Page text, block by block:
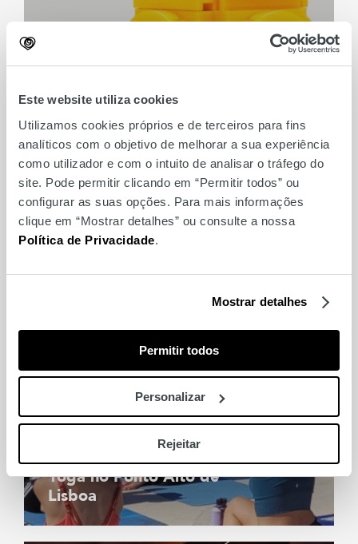
Este website utiliza cookies
Utilizamos cookies próprios e de terceiros para fins
analíticos com o objetivo de melhorar a sua experiência
como utilizador e com o intuito de analisar o tráfego do
site. Pode permitir clicando em “Permitir todos” ou
configurar as suas opções. Para mais informações
clique em “Mostrar detalhes” ou consulte a nossa
Política de Privacidade.
Mostrar detalhes
Permitir todos
Personalizar
Rejeitar
Make & Take Troféu
Mundial FNAC
Yoga no Ponto Alto de
Lisboa